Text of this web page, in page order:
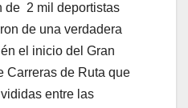
de 2 mil deportistas
de una verdadera
el inicio del Gran
Carreras de Ruta que
entre las